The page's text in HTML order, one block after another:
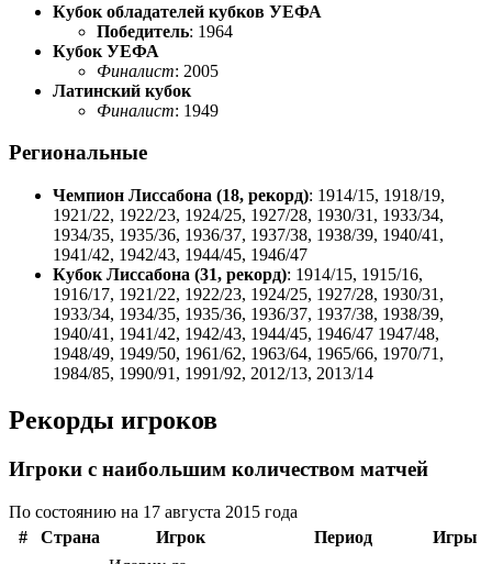
Кубок обладателей кубков УЕФА
Победитель: 1964
Кубок УЕФА
Финалист: 2005
Латинский кубок
Финалист: 1949
Региональные
Чемпион Лиссабона (18, рекорд): 1914/15, 1918/19,
1921/22, 1922/23, 1924/25, 1927/28, 1930/31, 1933/34,
1934/35, 1935/36, 1936/37, 1937/38, 1938/39, 1940/41,
1941/42, 1942/43, 1944/45, 1946/47
Кубок Лиссабона (31, рекорд): 1914/15, 1915/16,
1916/17, 1921/22, 1922/23, 1924/25, 1927/28, 1930/31,
1933/34, 1934/35, 1935/36, 1936/37, 1937/38, 1938/39,
1940/41, 1941/42, 1942/43, 1944/45, 1946/47 1947/48,
1948/49, 1949/50, 1961/62, 1963/64, 1965/66, 1970/71,
1984/85, 1990/91, 1991/92, 2012/13, 2013/14
Рекорды игроков
Игроки с наибольшим количеством матчей
По состоянию на 17 августа 2015 года
#
Страна Игрок Период Игры